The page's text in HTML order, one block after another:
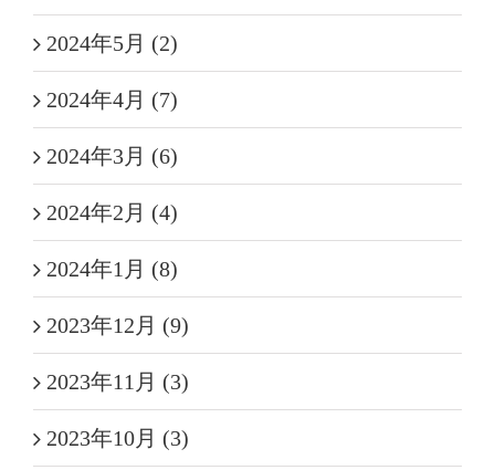
2024年5月 (2)
2024年4月 (7)
2024年3月 (6)
2024年2月 (4)
2024年1月 (8)
2023年12月 (9)
2023年11月 (3)
2023年10月 (3)